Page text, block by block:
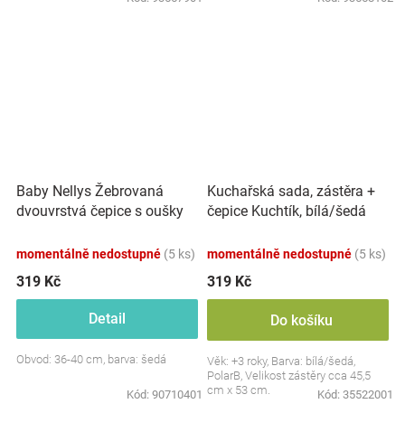
Baby Nellys Žebrovaná
dvouvrstvá čepice s oušky
momentálně nedostupné (5 ks)
319 Kč
Detail
Obvod: 36-40 cm, barva: šedá
Kód: 90710401
Kuchařská sada, zástěra +
čepice Kuchtík, bílá/šedá
momentálně nedostupné (5 ks)
319 Kč
Do košíku
Věk: +3 roky, Barva: bílá/šedá,
PolarB, Velikost zástěry cca 45,5
cm x 53 cm.
Kód: 35522001